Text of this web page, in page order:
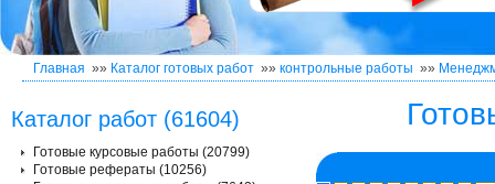
Главная »» Каталог готовых работ »» контрольные работы »»
Каталог работ (61604)
Готовые курсовые работы (20799)
Готовые рефераты (10256)